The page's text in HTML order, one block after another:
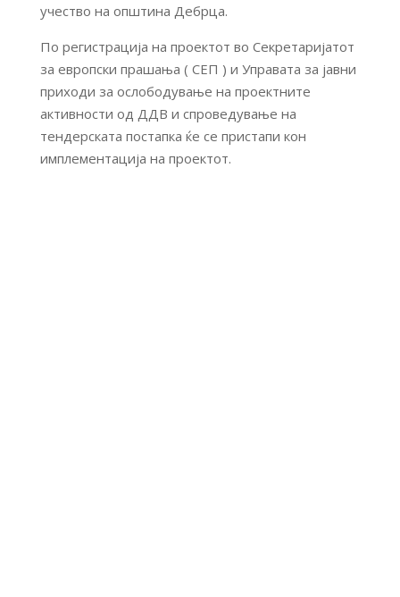
учество на општина Дебрца.
По регистрација на проектот во Секретаријатот
за европски прашања ( СЕП ) и Управата за јавни
приходи за ослободување на проектните
активности од ДДВ и спроведување на
тендерската постапка ќе се пристапи кон
имплементација на проектот.